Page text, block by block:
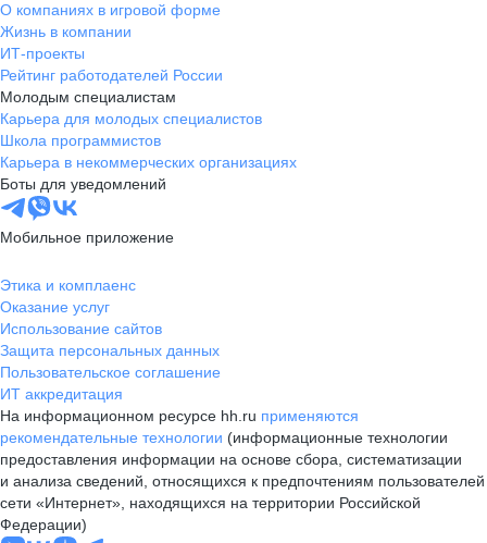
О компаниях в игровой форме
Жизнь в компании
ИТ-проекты
Рейтинг работодателей России
Молодым специалистам
Карьера для молодых специалистов
Школа программистов
Карьера в некоммерческих организациях
Боты для уведомлений
Мобильное приложение
Этика и комплаенс
Оказание услуг
Использование сайтов
Защита персональных данных
Пользовательское соглашение
ИТ аккредитация
На информационном ресурсе hh.ru применяются
рекомендательные технологии (информационные технологии
предоставления информации на основе сбора, систематизации
и анализа сведений, относящихся к предпочтениям пользователей
сети «Интернет», находящихся на территории Российской
Федерации)